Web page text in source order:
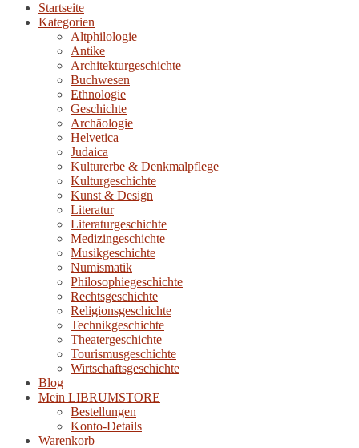
Startseite
Kategorien
Altphilologie
Antike
Architekturgeschichte
Buchwesen
Ethnologie
Geschichte
Archäologie
Helvetica
Judaica
Kulturerbe & Denkmalpflege
Kulturgeschichte
Kunst & Design
Literatur
Literaturgeschichte
Medizingeschichte
Musikgeschichte
Numismatik
Philosophiegeschichte
Rechtsgeschichte
Religionsgeschichte
Technikgeschichte
Theatergeschichte
Tourismusgeschichte
Wirtschaftsgeschichte
Blog
Mein LIBRUMSTORE
Bestellungen
Konto-Details
Warenkorb